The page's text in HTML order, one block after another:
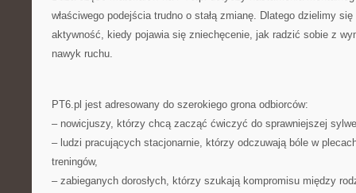
właściwego podejścia trudno o stałą zmianę. Dlatego dzielimy
aktywność, kiedy pojawia się zniechęcenie, jak radzić sobie z
nawyk ruchu.
PT6.pl jest adresowany do szerokiego grona odbiorców:
– nowicjuszy, którzy chcą zacząć ćwiczyć do sprawniejszej
– ludzi pracujących stacjonarnie, którzy odczuwają bóle w
treningów,
– zabieganych dorosłych, którzy szukają kompromisu między